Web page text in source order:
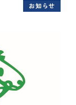
お知らせ